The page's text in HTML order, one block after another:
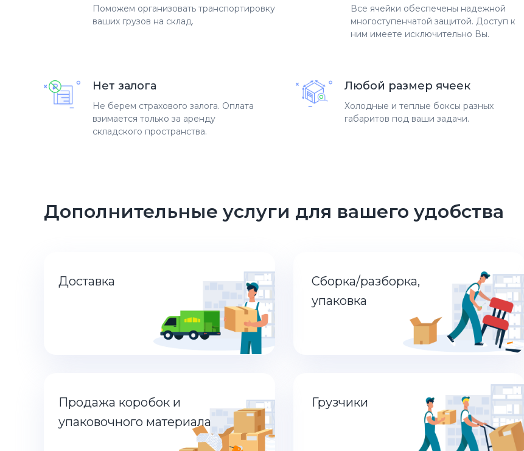
Все ячейки обеспечены надежной
многоступенчатой защитой. Доступ к
ним имеете исключительно Вы.
Поможем организовать транспортировку
ваших грузов на склад.
Нет залога
Не берем страхового залога. Оплата
взимается только за аренду
складского пространства.
Любой размер ячеек
Холодные и теплые боксы разных
габаритов под ваши задачи.
Дополнительные услуги для вашего удобства
Сборка/разборка,
упаковка
Грузчики
Доставка
Продажа коробок и
упаковочного материала